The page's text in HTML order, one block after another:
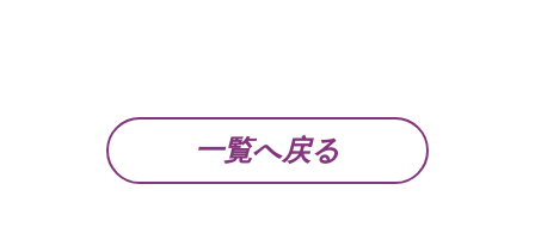
一覧へ戻る